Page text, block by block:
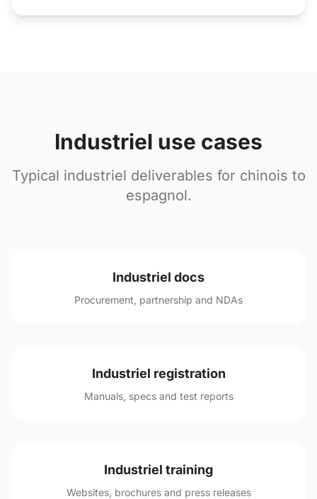
Industriel use cases
Typical industriel deliverables for chinois to
espagnol.
Industriel docs
Procurement, partnership and NDAs
Industriel registration
Manuals, specs and test reports
Industriel training
Websites, brochures and press releases